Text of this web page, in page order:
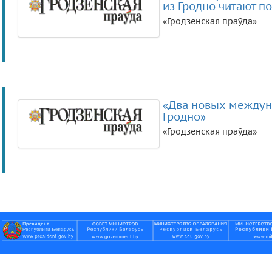
из Гродно читают
«Гродзенская праўда»
«Два новых
Гродно»
«Гродзенская праўда»